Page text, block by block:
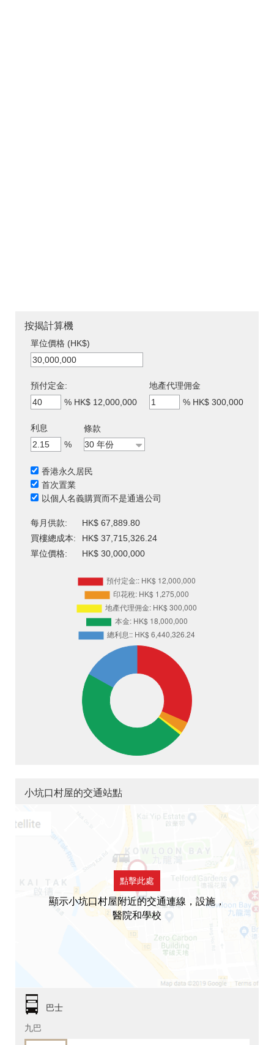
按揭計算機
單位價格 (HK$)
預付定金:
% HK$ 12,000,000
地產代理佣金
% HK$ 300,000
利息
%
條款
香港永久居民
首次置業
以個人名義購買而不是通過公司
每月供款:
HK$ 67,889.80
買樓總成本:
HK$ 37,715,326.24
單位價格:
HK$ 30,000,000
小坑口村屋的交通站點
點擊此處
顯示小坑口村屋附近的交通連線，設施，
醫院和學校
巴士
九巴